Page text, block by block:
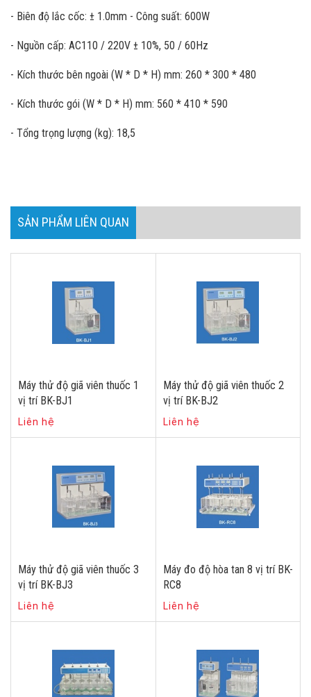
- Biên độ lắc cốc: ± 1.0mm - Công suất: 600W
- Nguồn cấp: AC110 / 220V ± 10%, 50 / 60Hz
- Kích thước bên ngoài (W * D * H) mm: 260 * 300 * 480
- Kích thước gói (W * D * H) mm: 560 * 410 * 590
- Tổng trọng lượng (kg): 18,5
SẢN PHẨM LIÊN QUAN
Máy thử độ giã viên thuốc 1
vị trí BK-BJ1
Liên hệ
Máy thử độ giã viên thuốc 2
vị trí BK-BJ2
Liên hệ
Máy thử độ giã viên thuốc 3
vị trí BK-BJ3
Liên hệ
Máy đo độ hòa tan 8 vị trí BK-
RC8
Liên hệ